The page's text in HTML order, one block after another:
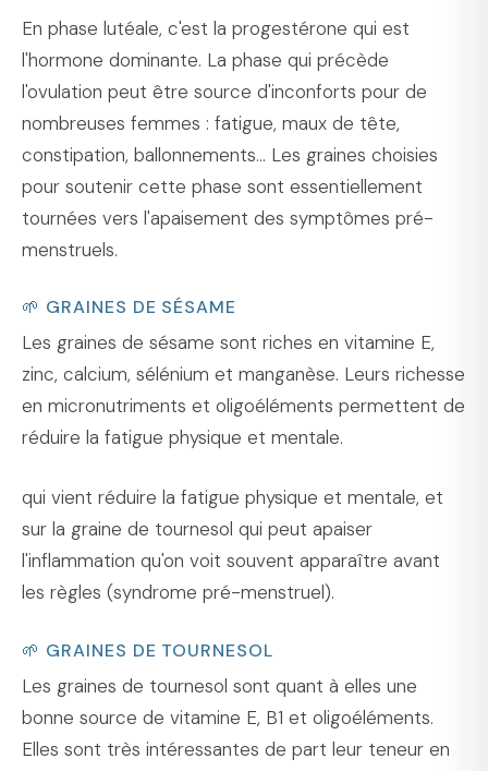
En phase lutéale, c'est la progestérone qui est
l'hormone dominante. La phase qui précède
l'ovulation peut être source d'inconforts pour de
nombreuses femmes : fatigue, maux de tête,
constipation, ballonnements... Les graines choisies
pour soutenir cette phase sont essentiellement
tournées vers l'apaisement des symptômes pré-
menstruels.
🌱 GRAINES DE SÉSAME
Les graines de sésame sont riches en vitamine E,
zinc, calcium, sélénium et manganèse. Leurs richesse
en micronutriments et oligoéléments permettent de
réduire la fatigue physique et mentale.
qui vient réduire la fatigue physique et mentale, et
sur la graine de tournesol qui peut apaiser
l'inflammation qu'on voit souvent apparaître avant
les règles (syndrome pré-menstruel).
🌱 GRAINES DE TOURNESOL
Les graines de tournesol sont quant à elles une
bonne source de vitamine E, B1 et oligoéléments.
Elles sont très intéressantes de part leur teneur en